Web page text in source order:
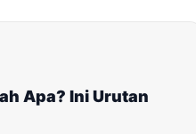
Apa? Ini Urutan